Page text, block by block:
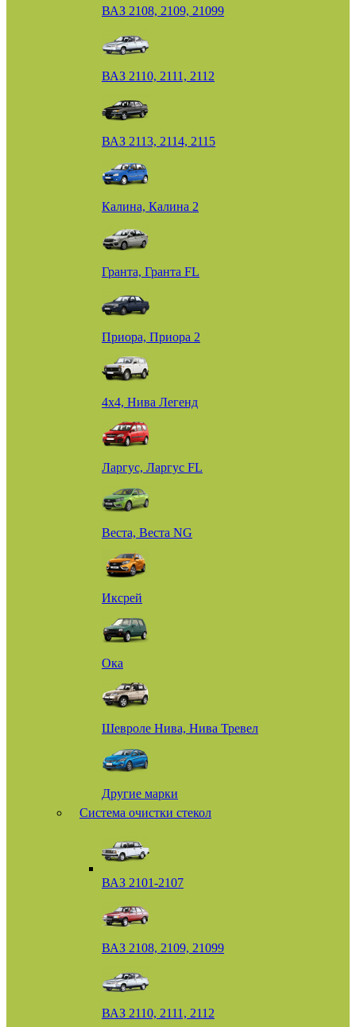
ВАЗ 2108, 2109, 21099
ВАЗ 2110, 2111, 2112
ВАЗ 2113, 2114, 2115
Калина, Калина 2
Гранта, Гранта FL
Приора, Приора 2
4х4, Нива Легенд
Ларгус, Ларгус FL
Веста, Веста NG
Иксрей
Ока
Шевроле Нива, Нива Тревел
Другие марки
Система очистки стекол
ВАЗ 2101-2107
ВАЗ 2108, 2109, 21099
ВАЗ 2110, 2111, 2112